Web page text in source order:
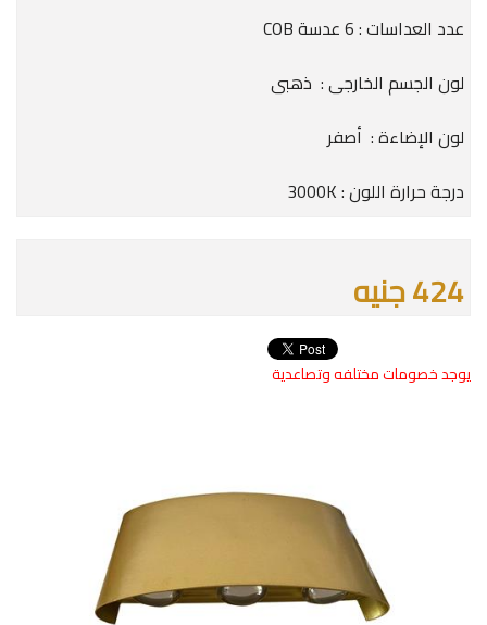
عدد العداسات : 6 عدسة COB
لون الجسم الخارجى : ذهبى
لون الإضاءة : أصفر
درجة حرارة اللون : 3000K
424 جنيه
يوجد خصومات مختلفه وتصاعدية